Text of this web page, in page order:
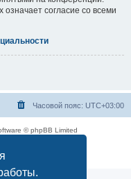
согласие со всеми
Часовой пояс: UTC+03:00
© phpBB Limited
Правила